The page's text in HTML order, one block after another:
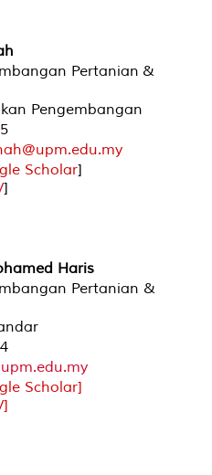
Pertanian &
Scholar]
]
Haris
Pertanian &
Scholar]
]